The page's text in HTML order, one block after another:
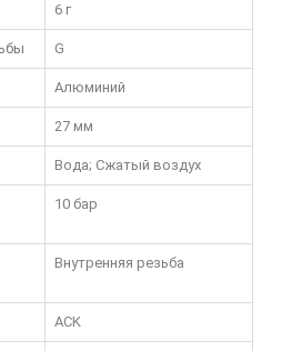
6 г
G
Алюминий
27 мм
Вода; Сжатый воздух
10 бар
Внутренняя резьба
ACK